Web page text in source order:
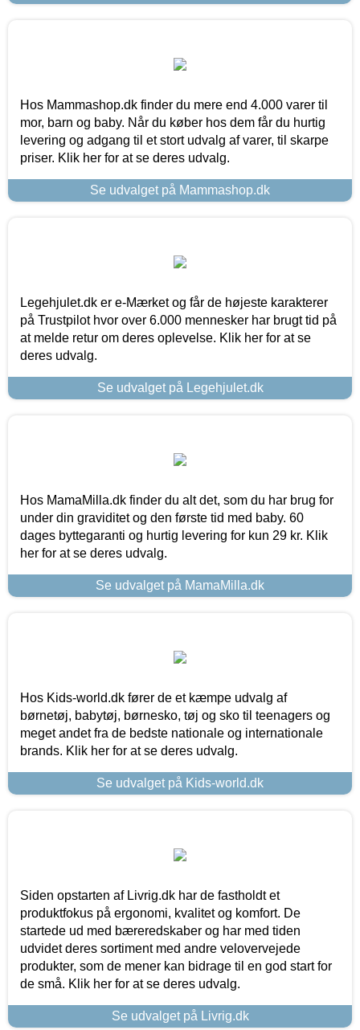
Hos Mammashop.dk finder du mere end 4.000 varer til
mor, barn og baby. Når du køber hos dem får du hurtig
levering og adgang til et stort udvalg af varer, til skarpe
priser. Klik her for at se deres udvalg.
Se udvalget på Mammashop.dk
Legehjulet.dk er e-Mærket og får de højeste karakterer
på Trustpilot hvor over 6.000 mennesker har brugt tid på
at melde retur om deres oplevelse. Klik her for at se
deres udvalg.
Se udvalget på Legehjulet.dk
Hos MamaMilla.dk finder du alt det, som du har brug for
under din graviditet og den første tid med baby. 60
dages byttegaranti og hurtig levering for kun 29 kr. Klik
her for at se deres udvalg.
Se udvalget på MamaMilla.dk
Hos Kids-world.dk fører de et kæmpe udvalg af
børnetøj, babytøj, børnesko, tøj og sko til teenagers og
meget andet fra de bedste nationale og internationale
brands. Klik her for at se deres udvalg.
Se udvalget på Kids-world.dk
Siden opstarten af Livrig.dk har de fastholdt et
produktfokus på ergonomi, kvalitet og komfort. De
startede ud med bæreredskaber og har med tiden
udvidet deres sortiment med andre velovervejede
produkter, som de mener kan bidrage til en god start for
de små. Klik her for at se deres udvalg.
Se udvalget på Livrig.dk